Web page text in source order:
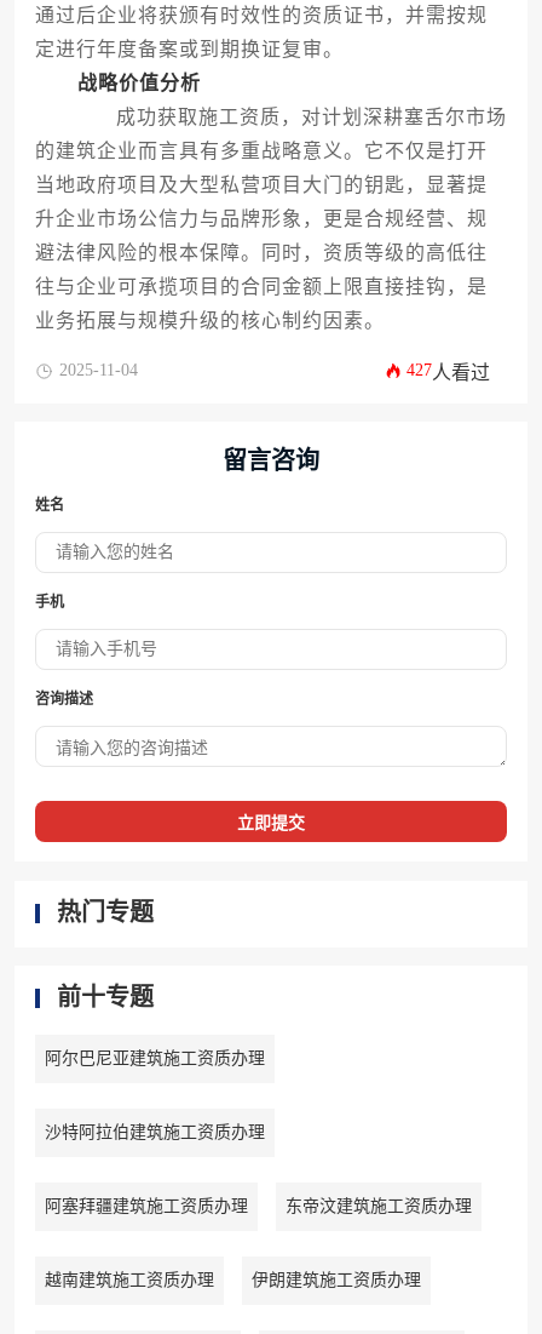
通过后企业将获颁有时效性的资质证书，并需按规
定进行年度备案或到期换证复审。
战略价值分析
成功获取施工资质，对计划深耕塞舌尔市场
的建筑企业而言具有多重战略意义。它不仅是打开
当地政府项目及大型私营项目大门的钥匙，显著提
升企业市场公信力与品牌形象，更是合规经营、规
避法律风险的根本保障。同时，资质等级的高低往
往与企业可承揽项目的合同金额上限直接挂钩，是
业务拓展与规模升级的核心制约因素。
2025-11-04 427人看过
留言咨询
姓名
手机
咨询描述
立即提交
热门专题
前十专题
阿尔巴尼亚建筑施工资质办理
沙特阿拉伯建筑施工资质办理
阿塞拜疆建筑施工资质办理 东帝汶建筑施工资质办理
越南建筑施工资质办理 伊朗建筑施工资质办理